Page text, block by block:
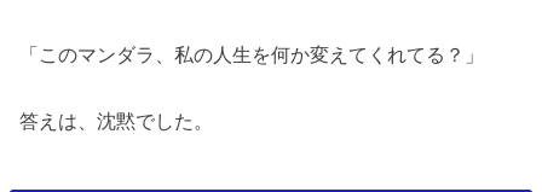
「このマンダラ、私の人生を何か変えてくれてる？」
答えは、沈黙でした。